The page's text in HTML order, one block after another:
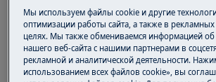
предохранитель варочной
Применимо к:
встраиваемой
панели
Мы используем файлы cookie и другие
оптимизации работы сайта, а также в
целях. Мы также обмениваемся информацией
нашего веб-сайта с нашими партнерами в
рекламной и аналитической деятельности.
использованием всех файлов cookie», вы